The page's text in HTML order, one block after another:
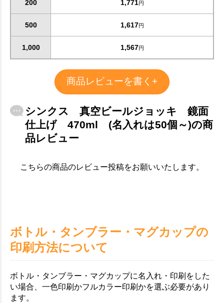
200 1,771円
500 1,617 円
1,000 1,567 円
商品レビューを書く+
シンクス 真空ビールジョッキ 鏡面
仕上げ 470ml (名入れは50個～)の商
品レビュー
こちらの商品のレビュー投稿をお願いいたします。
ボトル・タンブラー・マグカップの
印刷方法について
ボトル・タンブラー・マグカップに名入れ・印刷をした
い場合、一色印刷かフルカラー印刷かを選ぶ必要があり
ます。